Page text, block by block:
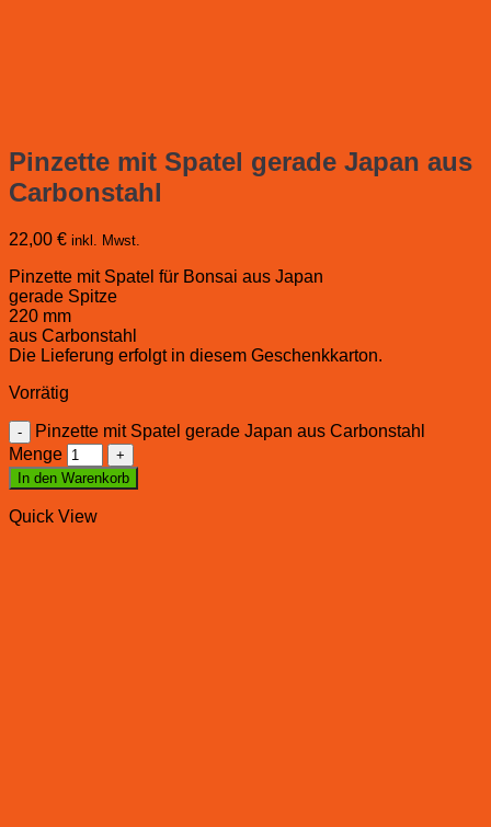
Pinzette mit Spatel gerade Japan aus
Carbonstahl
22,00 € inkl. Mwst.
Pinzette mit Spatel für Bonsai aus Japan
gerade Spitze
220 mm
aus Carbonstahl
Die Lieferung erfolgt in diesem Geschenkkarton.
Vorrätig
Pinzette mit Spatel gerade Japan aus Carbonstahl
Menge
In den Warenkorb
Quick View